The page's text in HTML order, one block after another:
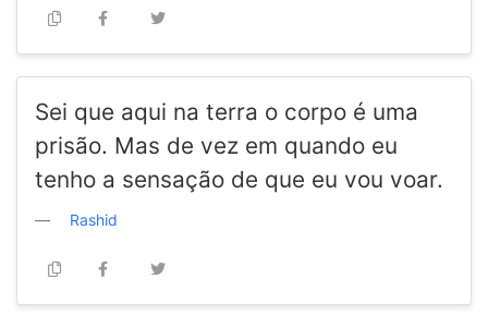
Sei que aqui na terra o corpo é uma
prisão. Mas de vez em quando eu
tenho a sensação de que eu vou voar.
Rashid